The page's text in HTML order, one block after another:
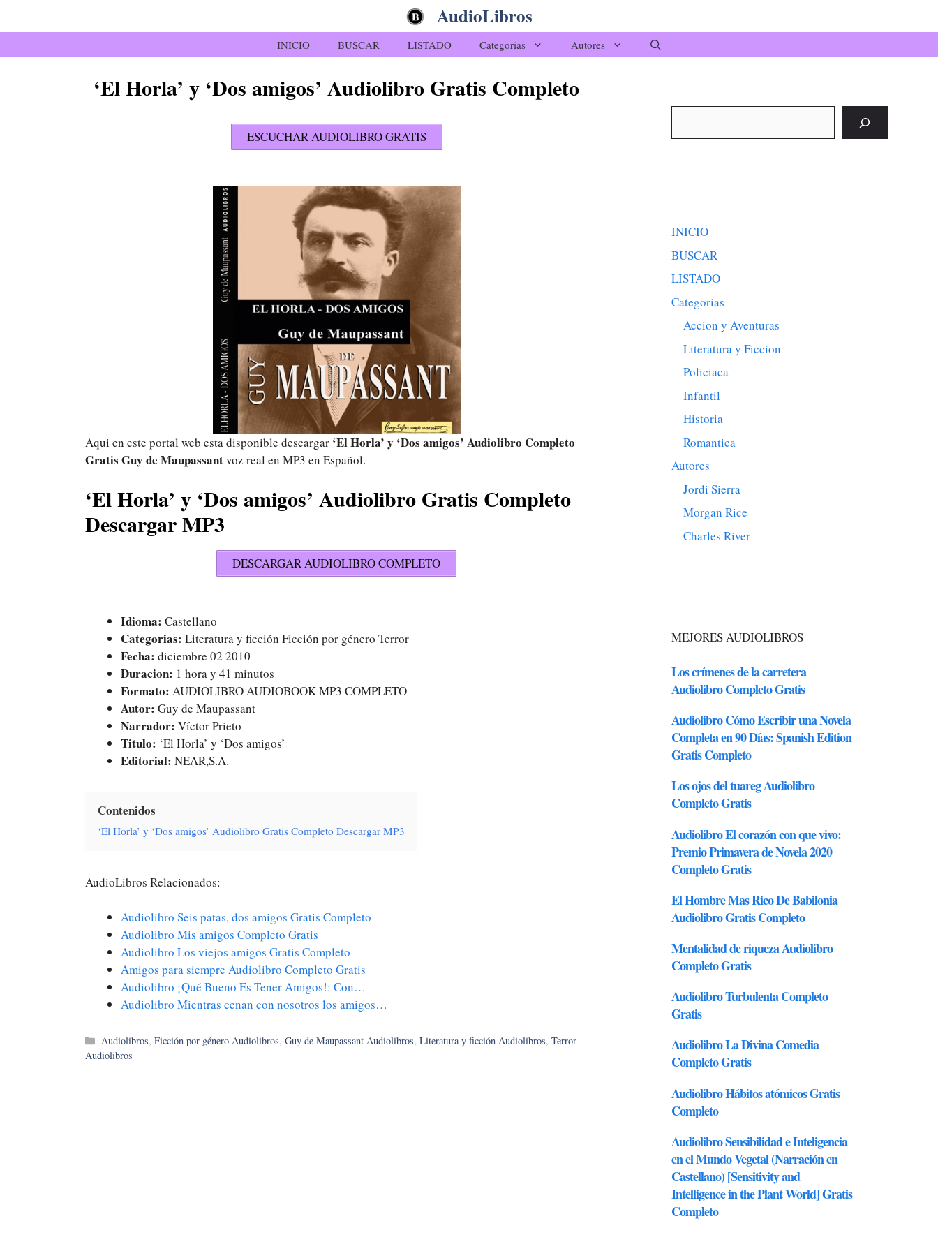
AudioLibros
INICIO BUSCAR LISTADO Categorias Autores
‘El Horla’ y ‘Dos amigos’ Audiolibro Gratis Completo
ESCUCHAR AUDIOLIBRO GRATIS
Aqui en este portal web esta disponible descargar ‘El Horla’ y ‘Dos amigos’ Audiolibro Completo
Gratis Guy de Maupassantvoz real en MP3 en Español.
‘El Horla’ y ‘Dos amigos’ Audiolibro Gratis Completo
Descargar MP3
DESCARGAR AUDIOLIBRO COMPLETO
Idioma: Castellano
Categorias: Literatura y ficción Ficción por género Terror
Fecha: diciembre 02 2010
Duracion: 1 hora y 41 minutos
Formato: AUDIOLIBRO AUDIOBOOK MP3 COMPLETO
Autor: Guy de Maupassant
Narrador: Víctor Prieto
Titulo: ‘El Horla’ y ‘Dos amigos’
Editorial: NEAR,S.A.
Contenidos
‘El Horla’ y ‘Dos amigos’ Audiolibro Gratis Completo Descargar MP3
AudioLibros Relacionados:
Audiolibro Seis patas, dos amigos Gratis Completo
Audiolibro Mis amigos Completo Gratis
Audiolibro Los viejos amigos Gratis Completo
Amigos para siempre Audiolibro Completo Gratis
Audiolibro ¡Qué Bueno Es Tener Amigos!: Con…
Audiolibro Mientras cenan con nosotros los amigos…
Categorías
Audiolibros,Ficción por género Audiolibros,Guy de Maupassant Audiolibros,Literatura y ficción Audiolibros,Terror
Audiolibros
INICIO
BUSCAR
LISTADO
Categorias
Accion y Aventuras
Literatura y Ficcion
Policiaca
Infantil
Historia
Romantica
Autores
Jordi Sierra
Morgan Rice
Charles River
MEJORES AUDIOLIBROS